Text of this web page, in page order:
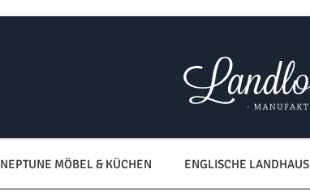
NEPTUNE MÖBEL & KÜCHEN ENGLISCHE